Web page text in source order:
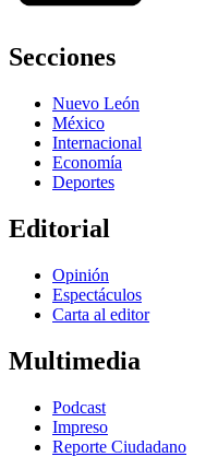
Secciones
Nuevo León
México
Internacional
Economía
Deportes
Editorial
Opinión
Espectáculos
Carta al editor
Multimedia
Podcast
Impreso
Reporte Ciudadano